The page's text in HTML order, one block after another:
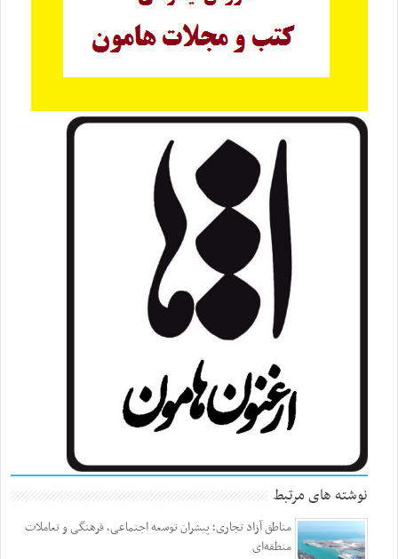
نوشته های مرتبط
مناطق آزاد تجاری؛ پیشران توسعه اجتماعی، فرهنگی و تعاملات
منطقه‌ای